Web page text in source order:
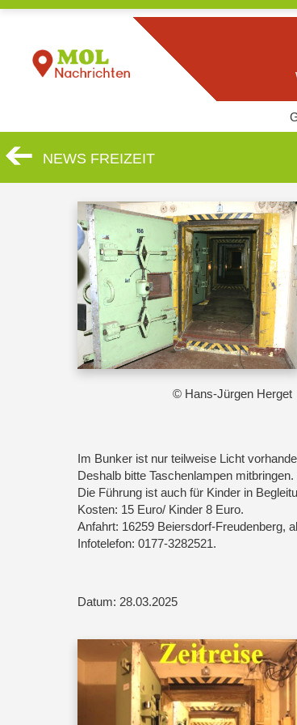
NEWS FREIZEIT
© Hans-Jürgen Herget
Im Bunker ist nur teilweise Licht
Deshalb bitte Taschenlampen mitbringen.
Die Führung ist auch für Kinder in
Kosten: 15 Euro/ Kinder 8 Euro.
Anfahrt: 16259 Beiersdorf-Freudenberg,
Infotelefon: 0177-3282521.
Datum: 28.03.2025